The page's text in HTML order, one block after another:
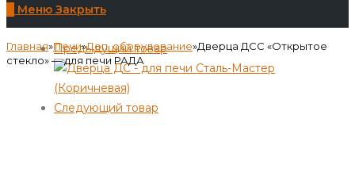
Меню Закрыть
Главная»Печи»Доп. оборудование»Дверца ДСС «Открытое
стекло» — для печи РАДА
Предыдущий товар
Следующий товар